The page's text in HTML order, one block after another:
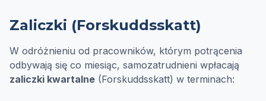
Zaliczki (Forskuddsskatt)
W odróżnieniu od pracowników, którym potrącenia
odbywają się co miesiąc, samozatrudnieni wpłacają
zaliczki kwartalne (Forskuddsskatt) w terminach: